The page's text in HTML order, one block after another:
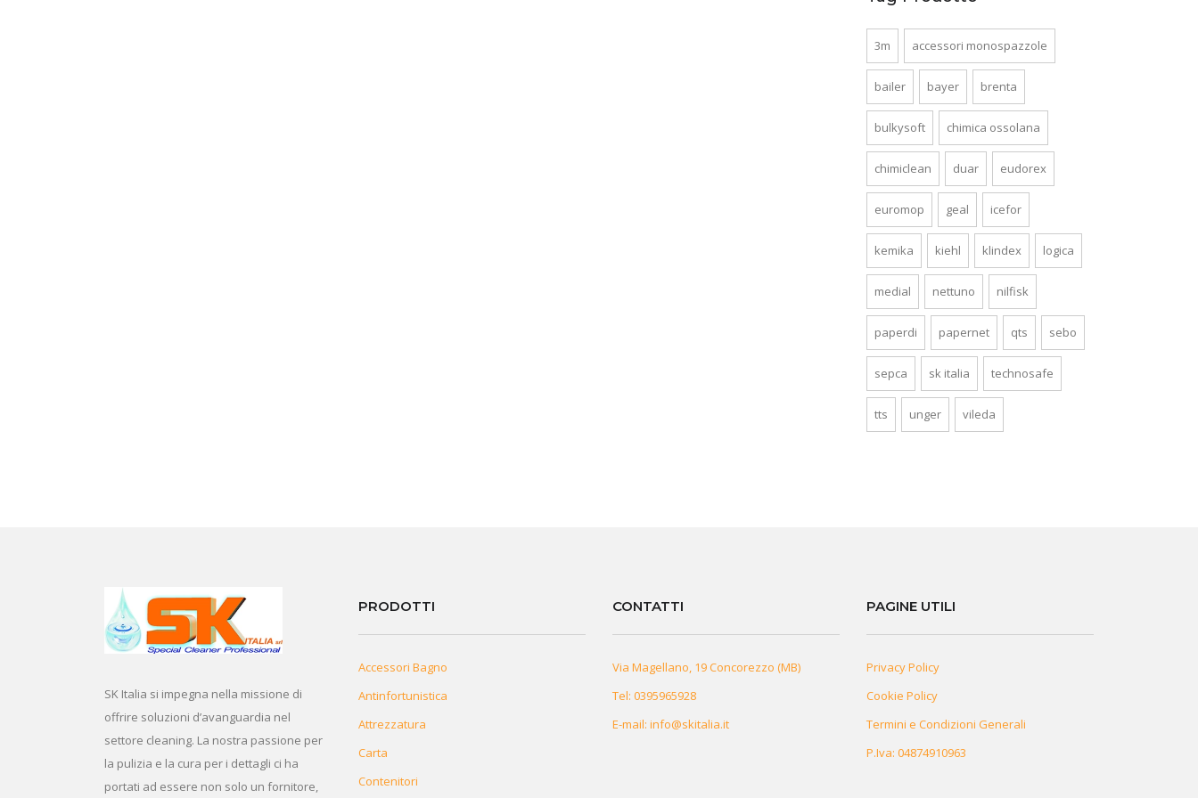
3m accessori monospazzole
bailer bayer brenta
bulkysoft chimica ossolana
chimiclean duar eudorex
euromop geal icefor
kemika kiehl klindex logica
medial nettuno nilfisk
paperdi papernet qts sebo
sepca sk italia technosafe
tts unger vileda
SK Italia si impegna nella missione di
offrire soluzioni d’avanguardia nel
settore cleaning. La nostra passione per
la pulizia e la cura per i dettagli ci ha
portati ad essere non solo un fornitore,
PRODOTTI
Accessori Bagno
Antinfortunistica
Attrezzatura
Carta
Contenitori
CONTATTI
Via Magellano, 19 Concorezzo (MB)
Tel: 0395965928
E-mail: info@skitalia.it
PAGINE UTILI
Privacy Policy
Cookie Policy
Termini e Condizioni Generali
P.Iva: 04874910963